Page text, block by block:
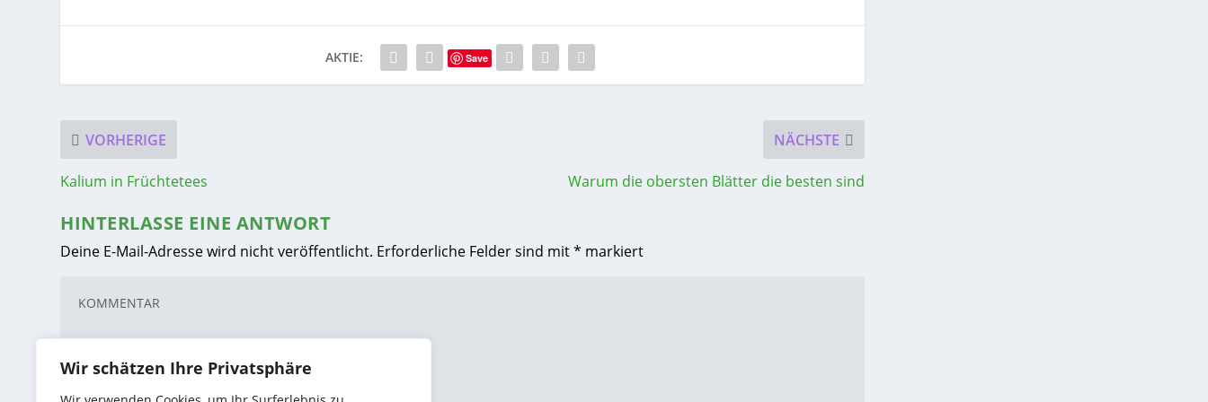
Wir schätzen Ihre Privatsphäre
AKTIE: Save
VORHERIGE
Kalium in Früchtetees
NÄCHSTE
Warum die obersten Blätter die besten sind
HINTERLASSE EINE ANTWORT
Deine E-Mail-Adresse wird nicht veröffentlicht. Erforderliche Felder sind mit* markiert